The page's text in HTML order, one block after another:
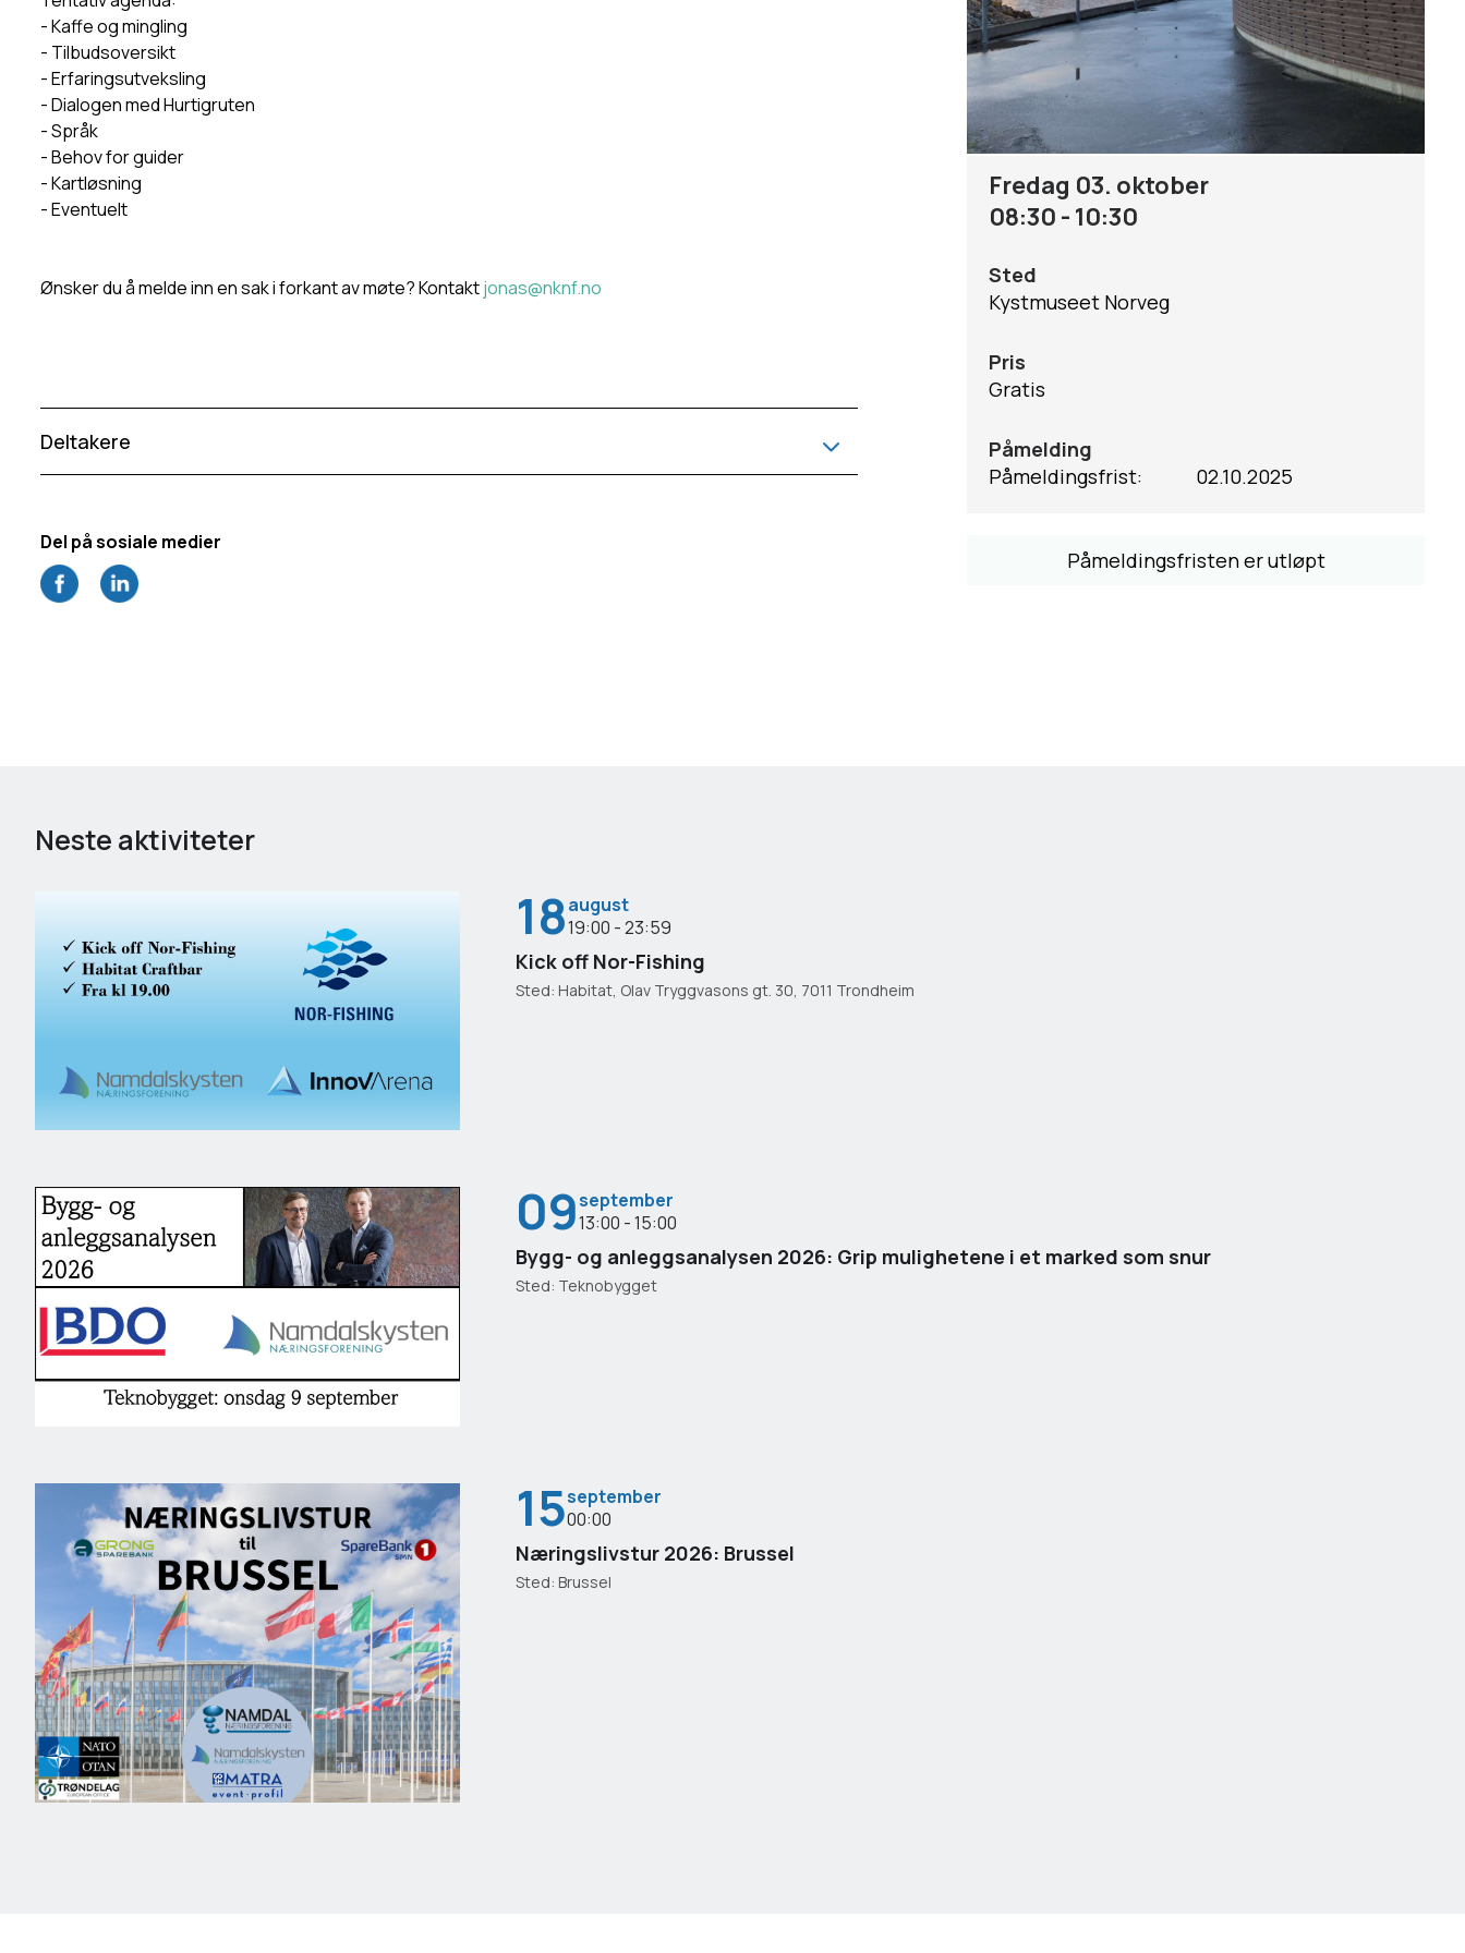
Neste aktiviteter
18august
19:00 - 23:59
Kick off Nor-Fishing
Sted: Habitat, Olav Tryggvasons gt. 30, 7011 Trondheim
09september
13:00 - 15:00
Bygg- og anleggsanalysen 2026: Grip mulighetene i et marked som snur
Sted: Teknobygget
15september
00:00
Næringslivstur 2026: Brussel
Sted: Brussel